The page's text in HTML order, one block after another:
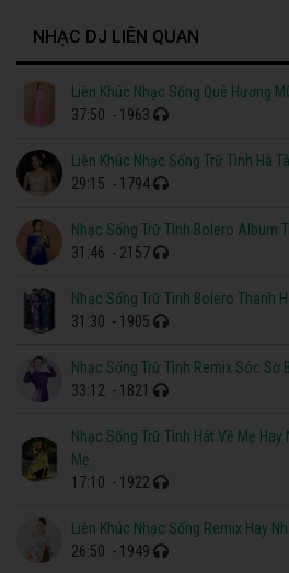
NHẠC DJ LIÊN QUAN
Liên Khúc Nhạc Sống Quê Hương
37:50 - 1963
Liên Khúc Nhạc Sống Trữ Tình Hà
29:15 - 1794
Nhạc Sống Trữ Tình Bolero Album
31:46 - 2157
Nhạc Sống Trữ Tình Bolero Thanh
31:30 - 1905
Nhạc Sống Trữ Tình Remix Sóc Sờ
33:12 - 1821
Nhạc Sống Trữ Tình Hát Về Mẹ
Mẹ
17:10 - 1922
Liên Khúc Nhạc Sống Remix Hay
26:50 - 1949